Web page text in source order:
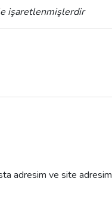
işaretlenmişlerdir
adresim ve site